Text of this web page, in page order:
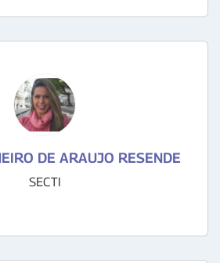
DE ARAUJO RESENDE
SECTI